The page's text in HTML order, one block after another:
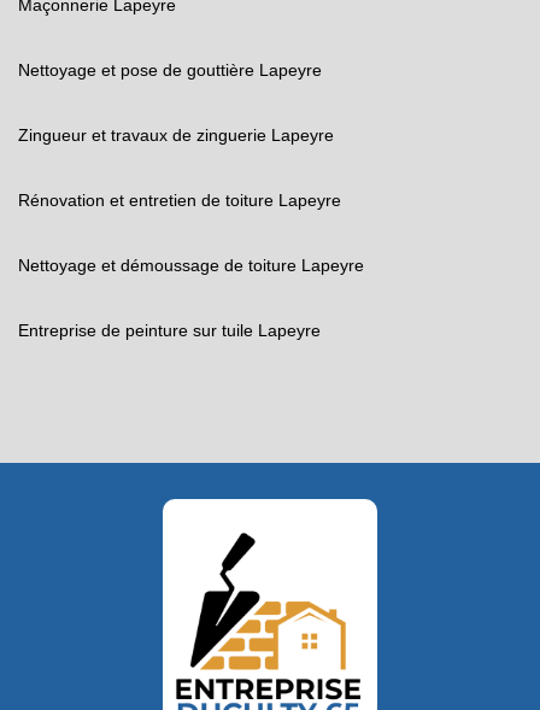
Maçonnerie Lapeyre
Nettoyage et pose de gouttière Lapeyre
Zingueur et travaux de zinguerie Lapeyre
Rénovation et entretien de toiture Lapeyre
Nettoyage et démoussage de toiture Lapeyre
Entreprise de peinture sur tuile Lapeyre